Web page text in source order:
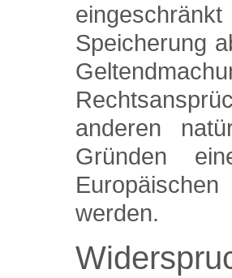
Speicherung
anderen
Gründen
werden.